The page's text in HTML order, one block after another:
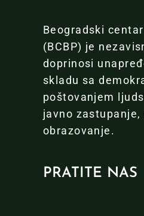
Beogradski
(BCBP) je
doprinosi
skladu sa
poštovanjem
javno
obrazovanje.
PRATITE NAS